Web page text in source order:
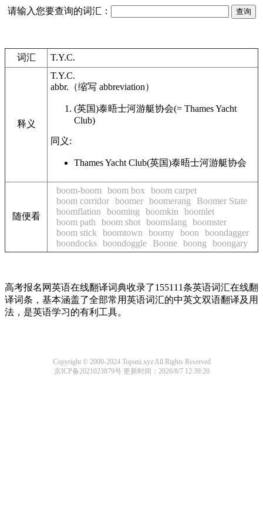
请输入您要查询的词汇：
词汇 T.Y.C.
释义
T.Y.C.
abbr. （缩写 abbreviation）
(英国)泰晤士河游艇协会(= Thames Yacht
Club)
同义:
Thames Yacht Club(英国)泰晤士河游艇协会
随便看
boom-boom boom box
boom carpet
boom corridor boomer boomerang
Boomer State
boomflation
booming boomkin
boomlet
boom path
boom shot boomslang
boomster
boom stick
boomtown boomy boon
boondagger
boondocks boondoggle Boone boong boongary
高考报名网英语在线翻译词典收录了155111条英语词汇在线翻
译词条，基本涵盖了全部常用英语词汇的中英文双语翻译及用
法，是英语学习的有利工具。
Copyright © 2000-2024 Topuni.xyz All Rights Reserved
京ICP备2021023879号更新时间：2026/8/7 12:39:20